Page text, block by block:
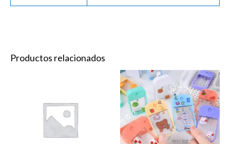
Productos relacionados
cantidad
Perfumero
Kawaii
cantidad